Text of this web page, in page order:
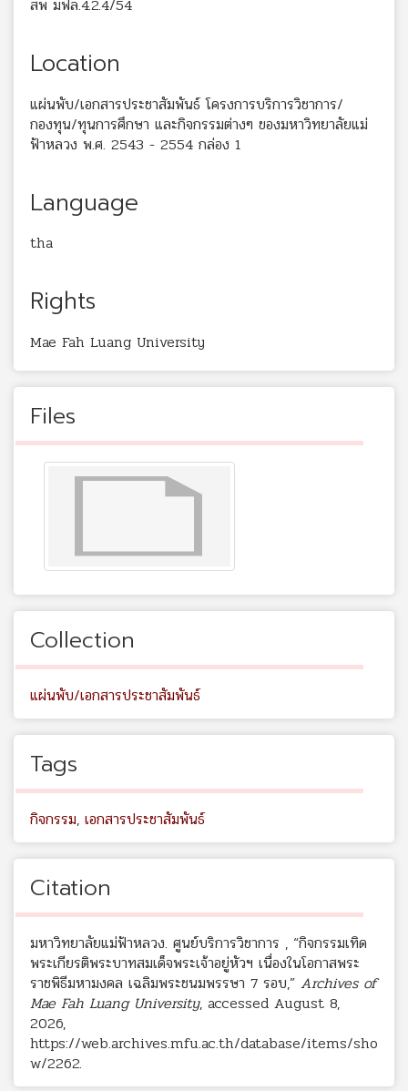
สพ มฟล.4.2.4/54
Location
แผ่นพับ/เอกสารประชาสัมพันธ์ โครงการบริการวิชาการ/
กองทุน/ทุนการศึกษา และกิจกรรมต่างๆ ของมหาวิทยาลัยแม่
ฟ้าหลวง พ.ศ. 2543 - 2554 กล่อง 1
Language
tha
Rights
Mae Fah Luang University
Files
Collection
แผ่นพับ/เอกสารประชาสัมพันธ์
Tags
กิจกรรม, เอกสารประชาสัมพันธ์
Citation
มหาวิทยาลัยแม่ฟ้าหลวง. ศูนย์บริการวิชาการ , “กิจกรรมเทิด
พระเกียรติพระบาทสมเด็จพระเจ้าอยู่หัวฯ เนื่องในโอกาสพระ
ราชพิธีมหามงคล เฉลิมพระชนมพรรษา 7 รอบ,” Archives of
Mae Fah Luang University, accessed August 8,
2026,
https://web.archives.mfu.ac.th/database/items/sho
w/2262.